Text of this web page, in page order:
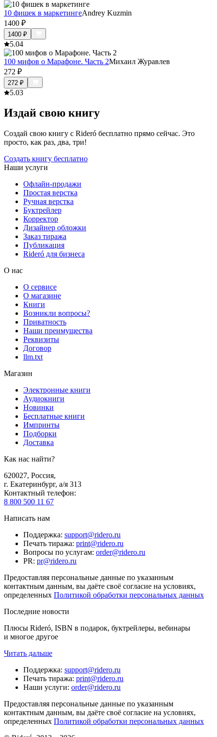
10 фишек в маркетингеAndrey Kuzmin
1400 ₽
1400 ₽
5.04
100 мифов о Марафоне. Часть 2Михаил Журавлев
272 ₽
272 ₽
5.03
Издай свою книгу
Создай свою книгу с Rideró бесплатно прямо сейчас. Это
просто, как раз, два, три!
Создать книгу бесплатно
Наши услуги
Офлайн-продажи
Простая верстка
Ручная верстка
Буктрейлер
Корректор
Дизайнер обложки
Заказ тиража
Публикация
Rideró для бизнеса
О нас
О сервисе
О магазине
Книги
Возникли вопросы?
Приватность
Наши преимущества
Реквизиты
Договор
llm.txt
Магазин
Электронные книги
Аудиокниги
Новинки
Бесплатные книги
Импринты
Подборки
Доставка
Как нас найти?
620027, Россия,
г. Екатеринбург, а/я 313
Контактный телефон:
8 800 500 11 67
Написать нам
Поддержка: support@ridero.ru
Печать тиража: print@ridero.ru
Вопросы по услугам: order@ridero.ru
PR: pr@ridero.ru
Предоставляя персональные данные по указанным
контактным данным, вы даёте своё согласие на условиях,
определенных Политикой обработки персональных данных
Последние новости
Плюсы Rideró, ISBN в подарок, буктрейлеры, вебинары
и многое другое
Читать дальше
Поддержка: support@ridero.ru
Печать тиража: print@ridero.ru
Наши услуги: order@ridero.ru
Предоставляя персональные данные по указанным
контактным данным, вы даёте своё согласие на условиях,
определенных Политикой обработки персональных данных